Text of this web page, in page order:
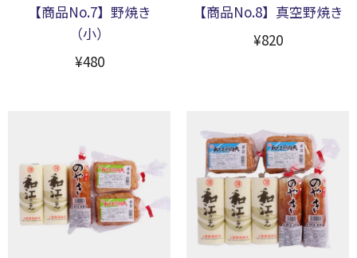
【商品No.7】野焼き
（小）
¥480
【商品No.8】真空野焼き
¥820